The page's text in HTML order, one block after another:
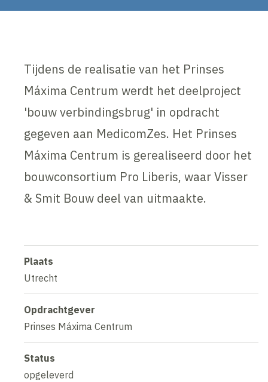
Tijdens de realisatie van het Prinses
Máxima Centrum werdt het deelproject
'bouw verbindingsbrug' in opdracht
gegeven aan MedicomZes. Het Prinses
Máxima Centrum is gerealiseerd door het
bouwconsortium Pro Liberis, waar Visser
& Smit Bouw deel van uitmaakte.
Plaats
Utrecht
Opdrachtgever
Prinses Máxima Centrum
Status
opgeleverd